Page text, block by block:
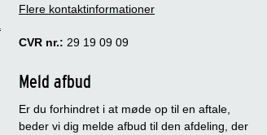
Flere kontaktinformationer
CVR nr.: 29 19 09 09
Meld afbud
Er du forhindret i at møde op til en aftale,
beder vi dig melde afbud til den afdeling, der